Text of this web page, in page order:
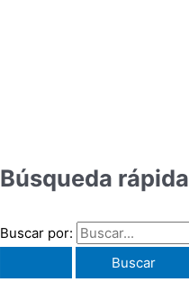
Búsqueda rápida
Buscar por: